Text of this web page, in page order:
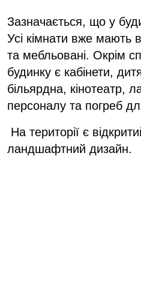
Зазначається, що у
Усі кімнати вже мають
та мебльовані. Окрім
будинку є кабінети,
більярдна, кінотеатр,
персоналу та погреб
На території є
ландшафтний дизайн.